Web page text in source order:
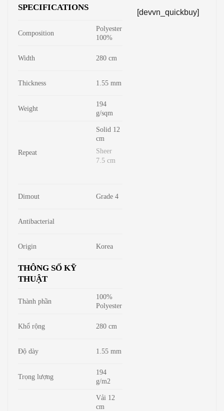
SPECIFICATIONS
Composition
Polyester
100%
Width 280 cm
Thickness 1.55 mm
Weight
194
g/sqm
Repeat
Solid 12
cm
Sheer
7.5 cm
Dimout Grade 4
Antibacterial
Origin Korea
THÔNG SỐ KỸ
THUẬT
Thành phần
100%
Polyester
Khổ rộng 280 cm
Độ dày 1.55 mm
Trọng lượng
194
g/m2
Vải 12
cm
[devvn_quickbuy]